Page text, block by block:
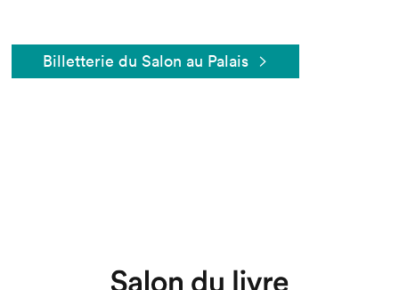
Billetterie du Salon au Palais